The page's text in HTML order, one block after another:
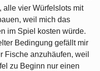
alle vier Würfelslots mit
weil mich das
im Spiel kosten würde.
Bedingung gefällt mir
Fische anzuhäufen, weil
zu Beginn nur einen